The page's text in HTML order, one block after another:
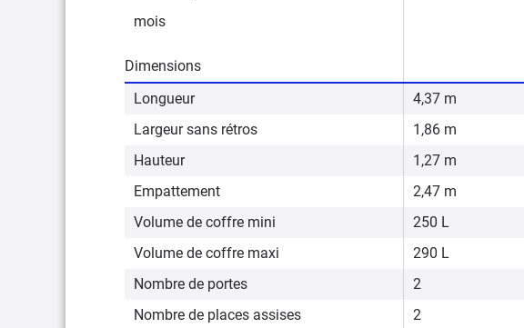
mois
Dimensions
Longueur
4,37 m
Largeur sans rétros
1,86 m
Hauteur
1,27 m
Empattement
2,47 m
Volume de coffre mini
250 L
Volume de coffre maxi
290 L
Nombre de portes
2
Nombre de places assises
2